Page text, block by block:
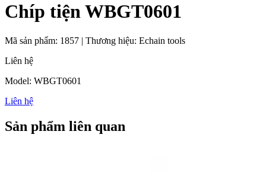
Chíp tiện WBGT0601
Mã sản phẩm: 1857 | Thương hiệu: Echain tools
Liên hệ
Model: WBGT0601
Liên hệ
Sản phẩm liên quan